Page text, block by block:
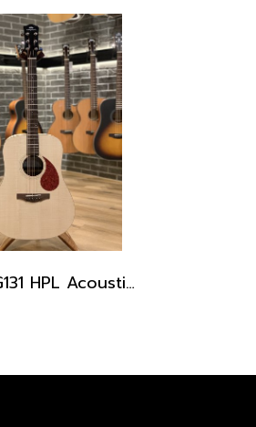
Kepma G131 HPL Acoustic Guitar with Gig Bag